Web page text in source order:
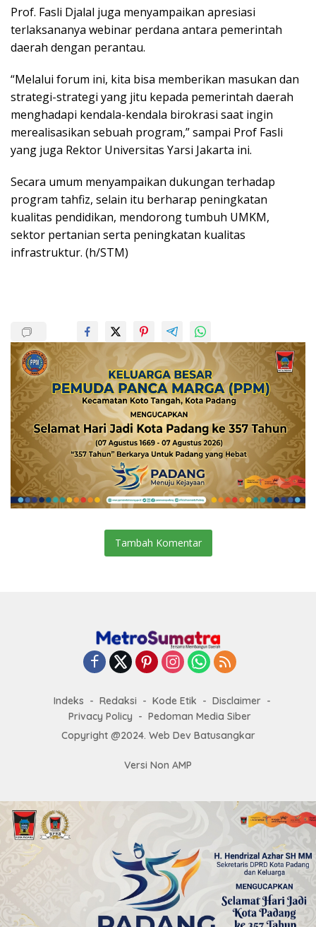
Prof. Fasli Djalal juga menyampaikan apresiasi
terlaksananya webinar perdana antara pemerintah
daerah dengan perantau.
“Melalui forum ini, kita bisa memberikan masukan dan
strategi-strategi yang jitu kepada pemerintah daerah
menghadapi kendala-kendala birokrasi saat ingin
merealisasikan sebuah program,” sampai Prof Fasli
yang juga Rektor Universitas Yarsi Jakarta ini.
Secara umum menyampaikan dukungan terhadap
program tahfiz, selain itu berharap peningkatan
kualitas pendidikan, mendorong tumbuh UMKM,
sektor pertanian serta peningkatan kualitas
infrastruktur. (h/STM)
Tambah Komentar
Indeks Redaksi Kode Etik
Disclaimer
Privacy Policy
Pedoman Media Siber
Copyright @2024. Web Dev Batusangkar
Versi Non AMP